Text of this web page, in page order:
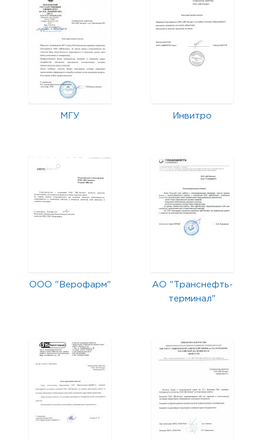
МГУ Инвитро
ООО "Верофарм"
АО "Транснефть-
терминал"